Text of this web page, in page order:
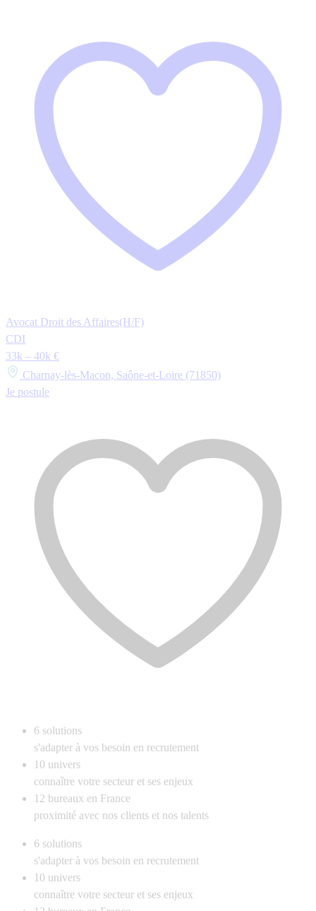
Avocat Droit des Affaires(H/F)
CDI
33k – 40k €
Charnay-lès-Macon, Saône-et-Loire (71850)
Je postule
6 solutions
s'adapter à vos besoin en recrutement
10 univers
connaître votre secteur et ses enjeux
12 bureaux en France
proximité avec nos clients et nos talents
6 solutions
s'adapter à vos besoin en recrutement
10 univers
connaître votre secteur et ses enjeux